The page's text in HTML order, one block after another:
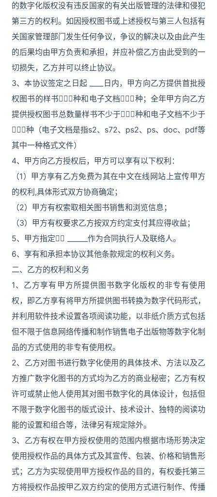
的数字化版权没有违反国家的有关出版管理的法律和侵犯
第三方的权利。如因授权图书或上述授权与第三人包括有
关国家管理部门发生任何争议，争议的解决以及由此产生
的后果均由甲方负责和承担，并应补偿乙方由此受到的一
切损失，乙方并可以终止协议。
3、本协议签定之日起 ____日内，甲方向乙方提供首批授
权图书的样书种和电子文档种；全年甲方向乙方
提供授权图书总数量样书不少于种和电子文档不少于
种（电子文档是指s2、s72、ps2、ps、doc、pdf等
其中一种格式文件）
4、甲方向乙方授权后，甲方可以享有以下权利：
（1）甲方享有乙方免费为其在中文在线网站上宣传甲方
的权利,具体形式双方协商确定；
（2）甲方有权索取相关图书销售和浏览信息；
（3）甲方有权要求乙方按双方约定支付其应得收益；
5、甲方指定 ______作为合同执行人及联络人。
6、享有和承担本协议其他条款规定的权利义务。
二、乙方的权利和义务
1、乙方享有甲方所提供图书数字化版权的非专有使用
权，即乙方享有将甲方所提供图书转换为数字代码形式，
并利用软件技术设置各项阅读功能，以非纸介质方式包括
但不限于信息网络传播和制作销售电子出版物等数字化制
品的方式使用的非专有使用权。
2、乙方对图书进行数字化使用的具体技术、方法以及乙
方推广数字化图书的方式均为乙方的商业秘密；乙方有权
许可或禁止他人使用其对图书数字化的具体设计，包括但
不限于数字化图书的版式设计、技术设计、独特的阅读功
能的设置和组合等，法律另有规定除外。
3、乙方有权在甲方授权使用的范围内根据市场形势决定
使用授权作品的具体方式及其宣传、包装、价格和销售形
式；乙方为实现使用甲方授权作品的目的，有权委托第三
方将授权作品按甲乙双方约定的使用方式进行制作、传播